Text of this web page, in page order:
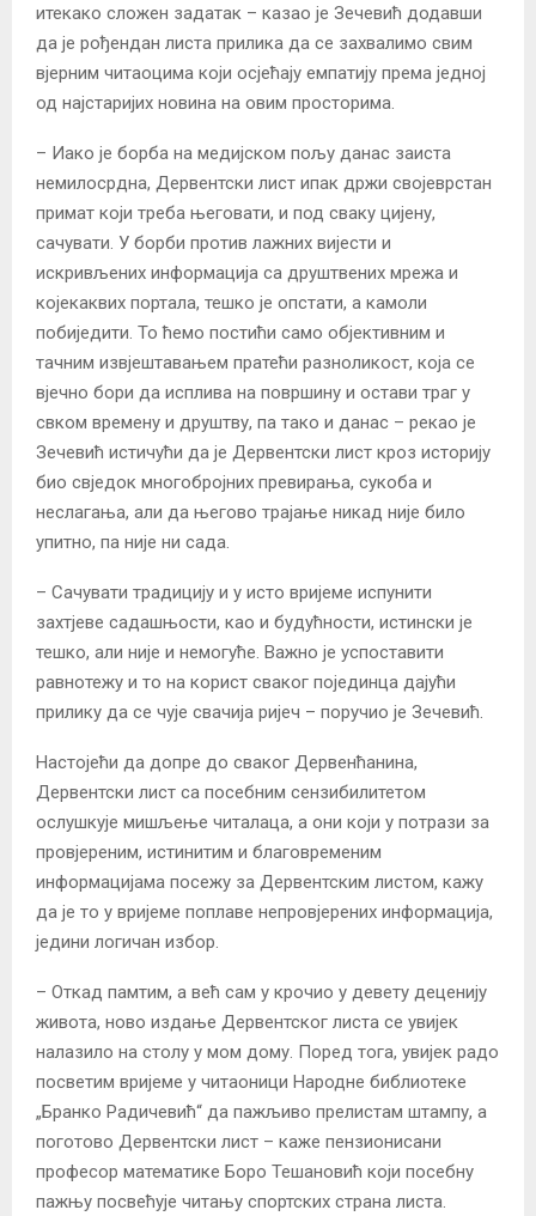
итекако сложен задатак – казао је Зечевић додавши
да је рођендан листа прилика да се захвалимо свим
вјерним читаоцима који осјећају емпатију према једној
од најстаријих новина на овим просторима.
– Иако је борба на медијском пољу данас заиста
немилосрдна, Дервентски лист ипак држи својеврстан
примат који треба његовати, и под сваку цијену,
сачувати. У борби против лажних вијести и
искривљених информација са друштвених мрежа и
којекаквих портала, тешко је опстати, а камоли
побиједити. То ћемо постићи само објективним и
тачним извјештавањем пратећи разноликост, која се
вјечно бори да исплива на површину и остави траг у
свком времену и друштву, па тако и данас – рекао је
Зечевић истичући да је Дервентски лист кроз историју
био свједок многобројних превирања, сукоба и
неслагања, али да његово трајање никад није било
упитно, па није ни сада.
– Сачувати традицију и у исто вријеме испунити
захтјеве садашњости, као и будућности, истински је
тешко, али није и немогуће. Важно је успоставити
равнотежу и то на корист сваког појединца дајући
прилику да се чује свачија ријеч – поручио је Зечевић.
Настојећи да допре до сваког Дервенћанина,
Дервентски лист са посебним сензибилитетом
ослушкује мишљење читалаца, а они који у потрази за
провјереним, истинитим и благовременим
информацијама посежу за Дервентским листом, кажу
да је то у вријеме поплаве непровјерених информација,
једини логичан избор.
– Откад памтим, а већ сам у крочио у девету деценију
живота, ново издање Дервентског листа се увијек
налазило на столу у мом дому. Поред тога, увијек радо
посветим вријеме у читаоници Народне библиотеке
„Бранко Радичевић“ да пажљиво прелистам штампу, а
поготово Дервентски лист – каже пензионисани
професор математике Боро Тешановић који посебну
пажњу посвећује читању спортских страна листа.